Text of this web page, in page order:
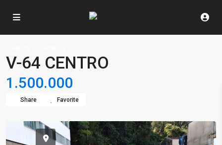
V-64 CENTRO
1.500.000
Share Favorite